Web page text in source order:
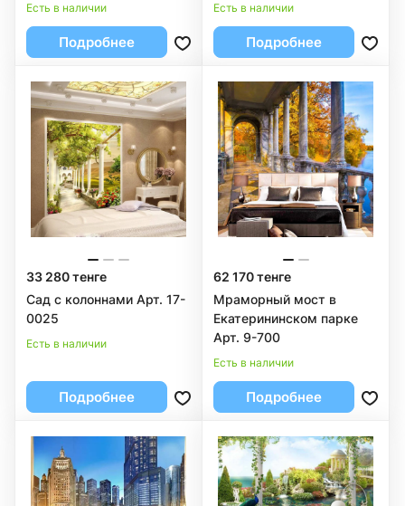
Есть в наличии
Подробнее
Есть в наличии
Подробнее
33 280 тенге
Сад с колоннами Арт. 17-
0025
Есть в наличии
Подробнее
62 170 тенге
Мраморный мост в
Екатерининском парке
Арт. 9-700
Есть в наличии
Подробнее